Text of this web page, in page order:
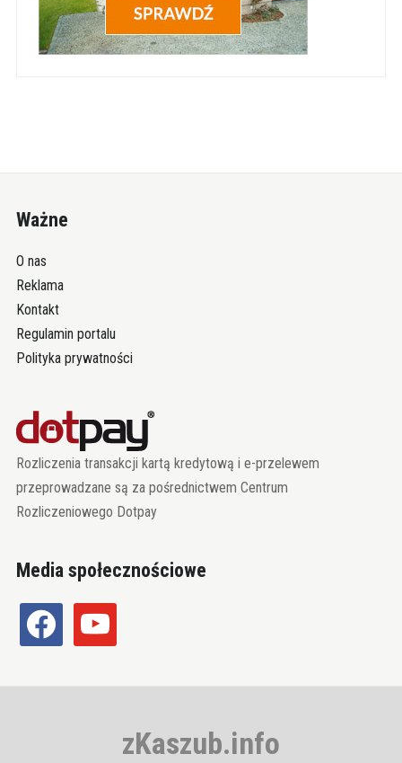
Ważne
O nas
Reklama
Kontakt
Regulamin portalu
Polityka prywatności
Rozliczenia transakcji kartą kredytową i e-przelewem
przeprowadzane są za pośrednictwem Centrum
Rozliczeniowego Dotpay
Media społecznościowe
facebook youtube
zKaszub.info